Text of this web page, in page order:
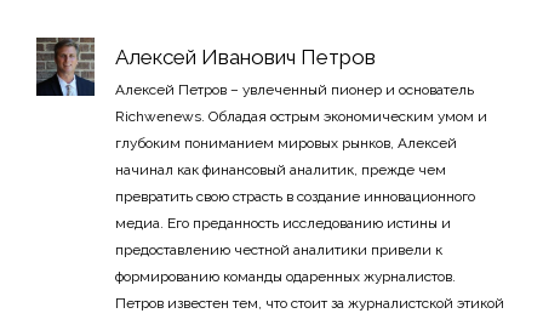
Алексей Иванович Петров
Алексей Петров – увлеченный пионер и основатель
Richwenews. Обладая острым экономическим умом и
глубоким пониманием мировых рынков, Алексей
начинал как финансовый аналитик, прежде чем
превратить свою страсть в создание инновационного
медиа. Его преданность исследованию истины и
предоставлению честной аналитики привели к
формированию команды одаренных журналистов.
Петров известен тем, что стоит за журналистской этикой